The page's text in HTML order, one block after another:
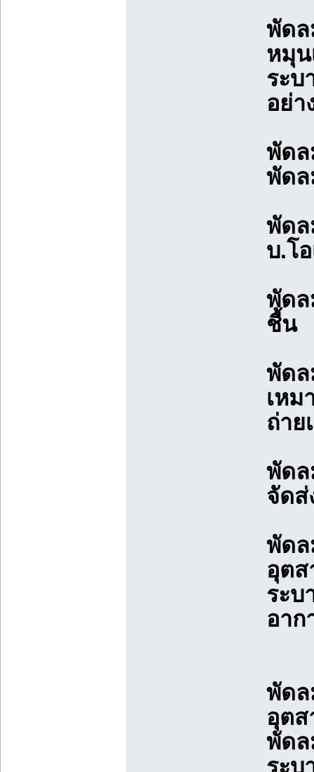
พัดล
หมุ
ระบ
อย่า
พัดล
พัดล
พัดล
บ.โ
พัดล
ชื้น
พัดล
เหม
ถ่าย
พัดล
จัดส่
พัดล
อุต
ระบ
อาก
พัดล
อุตส
พัดล
ระบ